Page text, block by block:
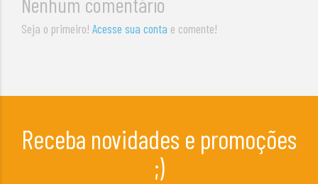
Seja o primeiro!Acesse sua conta e comente!
Receba novidades e promoções
;)